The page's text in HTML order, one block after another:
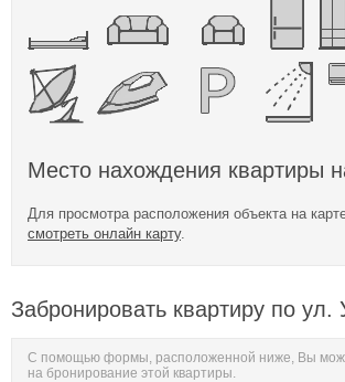
Место нахождения квартиры
Для просмотра расположения объекта на
смотреть онлайн карту.
Забронировать квартиру по ул.
С помощью формы, расположенной ниже, Вы
на бронирование этой квартиры.